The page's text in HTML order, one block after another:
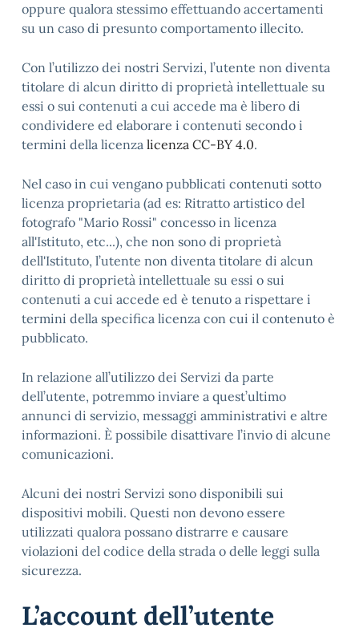
oppure qualora stessimo effettuando accertamenti
su un caso di presunto comportamento illecito.
Con l’utilizzo dei nostri Servizi, l’utente non diventa
titolare di alcun diritto di proprietà intellettuale su
essi o sui contenuti a cui accede ma è libero di
condividere ed elaborare i contenuti secondo i
termini della licenza licenza CC-BY 4.0.
Nel caso in cui vengano pubblicati contenuti sotto
licenza proprietaria (ad es: Ritratto artistico del
fotografo "Mario Rossi" concesso in licenza
all'Istituto, etc...), che non sono di proprietà
dell'Istituto, l’utente non diventa titolare di alcun
diritto di proprietà intellettuale su essi o sui
contenuti a cui accede ed è tenuto a rispettare i
termini della specifica licenza con cui il contenuto è
pubblicato.
In relazione all’utilizzo dei Servizi da parte
dell’utente, potremmo inviare a quest’ultimo
annunci di servizio, messaggi amministrativi e altre
informazioni. È possibile disattivare l’invio di alcune
comunicazioni.
Alcuni dei nostri Servizi sono disponibili sui
dispositivi mobili. Questi non devono essere
utilizzati qualora possano distrarre e causare
violazioni del codice della strada o delle leggi sulla
sicurezza.
L’account dell’utente